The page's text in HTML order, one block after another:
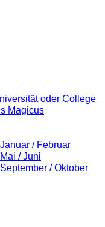
oder College
Magicus
/ Februar
/ Juni
/ Oktober